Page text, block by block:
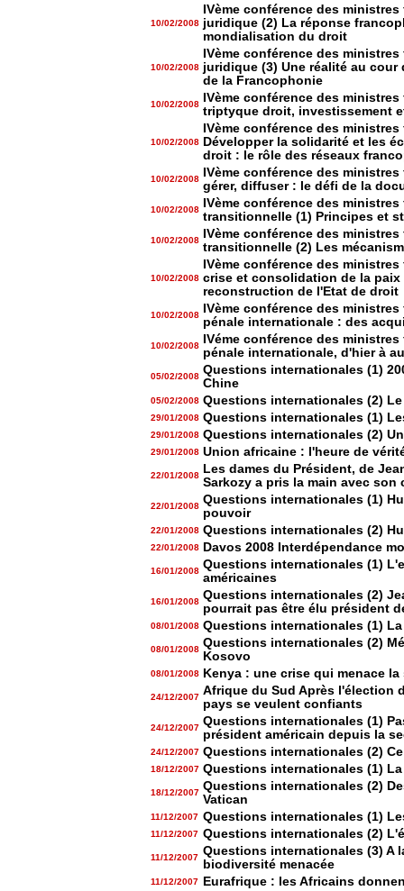
10/02/2008
IVème conférence des
juridique (2) La réponse
mondialisation du droit
10/02/2008
IVème conférence des
juridique (3) Une réalité au cour
de la Francophonie
10/02/2008
IVème conférence des
triptyque droit, investissement
10/02/2008
IVème conférence des
Développer la solidarité et les
droit : le rôle des réseaux
10/02/2008
IVème conférence des
gérer, diffuser : le défi de la
10/02/2008
IVème conférence des
transitionnelle (1) Principes et
10/02/2008
IVème conférence des
transitionnelle (2) Les
10/02/2008
IVème conférence des
crise et consolidation de la
reconstruction de l'Etat de droit
10/02/2008
IVème conférence des
pénale internationale : des
10/02/2008
IVéme conférence des
pénale internationale, d'hier à
05/02/2008 Questions internationales (1)
Chine
05/02/2008 Questions internationales (2)
29/01/2008 Questions internationales (1)
29/01/2008 Questions internationales (2)
29/01/2008 Union africaine : l'heure de
22/01/2008
Les dames du Président, de
Sarkozy a pris la main avec son
22/01/2008 Questions internationales (1)
pouvoir
22/01/2008 Questions internationales (2)
22/01/2008 Davos 2008 Interdépendance
16/01/2008 Questions internationales (1)
américaines
16/01/2008 Questions internationales (2)
pourrait pas être élu président
08/01/2008 Questions internationales (1)
08/01/2008 Questions internationales (2)
Kosovo
08/01/2008 Kenya : une crise qui menace
24/12/2007 Afrique du Sud Après l'élection
pays se veulent confiants
24/12/2007 Questions internationales (1)
président américain depuis la
24/12/2007 Questions internationales (2)
18/12/2007 Questions internationales (1)
18/12/2007 Questions internationales (2)
Vatican
11/12/2007 Questions internationales (1)
11/12/2007 Questions internationales (2)
11/12/2007 Questions internationales (3) A
biodiversité menacée
11/12/2007 Eurafrique : les Africains